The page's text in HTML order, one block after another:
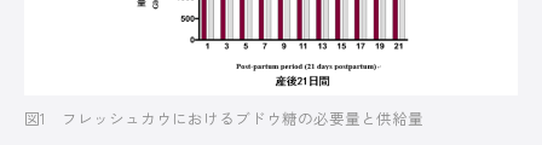
図1 フレッシュカウにおけるブドウ糖の必要量と供給量